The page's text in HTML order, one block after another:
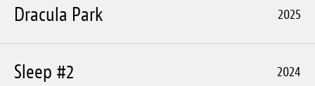
Dracula Park 2025
Sleep #2 2024